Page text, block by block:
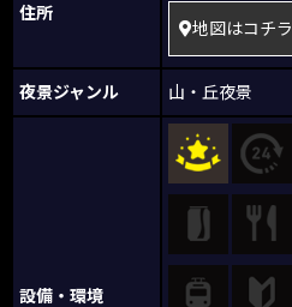
住所
地図はコチラ
夜景ジャンル 山・丘夜景
設備・環境